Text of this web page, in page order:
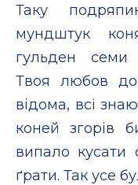
Таку
мундштук
гульден семи
Твоя любов
відома, всі
коней згорів
випало кусати
ґрати. Так усе